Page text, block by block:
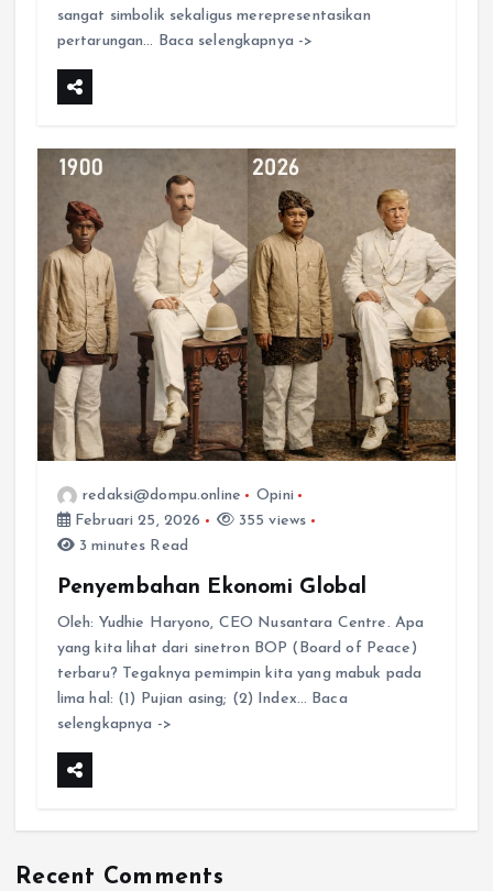
sangat simbolik sekaligus merepresentasikan
pertarungan… Baca selengkapnya ->
redaksi@dompu.online
Opini
Februari 25, 2026
355 views
3 minutes Read
Penyembahan Ekonomi Global
Oleh: Yudhie Haryono, CEO Nusantara Centre. Apa
yang kita lihat dari sinetron BOP (Board of Peace)
terbaru? Tegaknya pemimpin kita yang mabuk pada
lima hal: (1) Pujian asing; (2) Index… Baca
selengkapnya ->
Recent Comments